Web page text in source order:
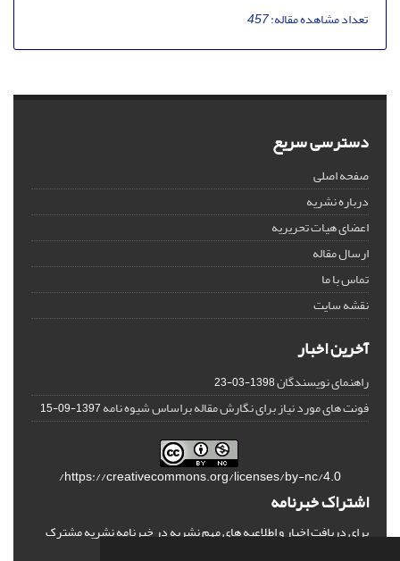
تعداد مشاهده مقاله:457
دسترسی سریع
صفحه اصلی
درباره نشریه
اعضای هیات تحریریه
ارسال مقاله
تماس با ما
نقشه سایت
آخرین اخبار
راهنمای نویسندگان1398-03-23
فونت های مورد نیاز برای نگارش مقاله براساس شیوه نامه1397-09-15
https://creativecommons.org/licenses/by-nc/4.0/
اشتراک خبرنامه
برای دریافت اخبار و اطلاعیه های مهم نشریه در خبرنامه نشریه مشترک